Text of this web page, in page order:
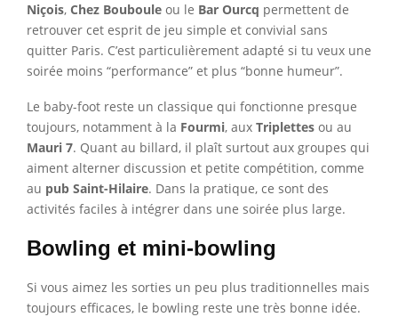
Niçois, Chez Bouboule ou le Bar Ourcq permettent de
retrouver cet esprit de jeu simple et convivial sans
quitter Paris. C’est particulièrement adapté si tu veux une
soirée moins “performance” et plus “bonne humeur”.
Le baby-foot reste un classique qui fonctionne presque
toujours, notamment à la Fourmi, aux Triplettes ou au
Mauri 7. Quant au billard, il plaît surtout aux groupes qui
aiment alterner discussion et petite compétition, comme
au pub Saint-Hilaire. Dans la pratique, ce sont des
activités faciles à intégrer dans une soirée plus large.
Bowling et mini-bowling
Si vous aimez les sorties un peu plus traditionnelles mais
toujours efficaces, le bowling reste une très bonne idée.